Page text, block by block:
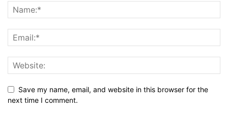
Save my name, email, and website in this browser for the
next time I comment.